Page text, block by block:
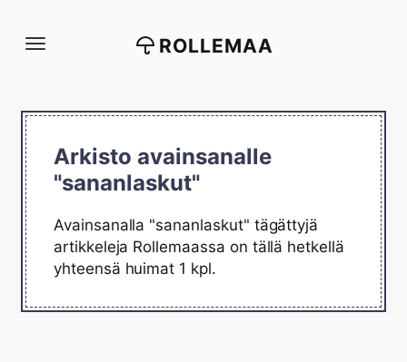
suoraan
ROLLEMAA
Arkisto avainsanalle
"sananlaskut"
Avainsanalla "sananlaskut" tägättyjä
artikkeleja Rollemaassa on tällä hetkellä
yhteensä huimat 1 kpl.